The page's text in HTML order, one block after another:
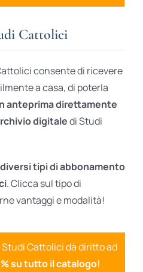
Cattolici
consente di ricevere
a casa, di poterla
anteprima direttamente
digitaledi Studi
diversi tipi di abbonamento
. Clicca sul tipo di
vantaggi e modalità!
Studi Cattolici dà diritto ad
su tutto il catalogo!